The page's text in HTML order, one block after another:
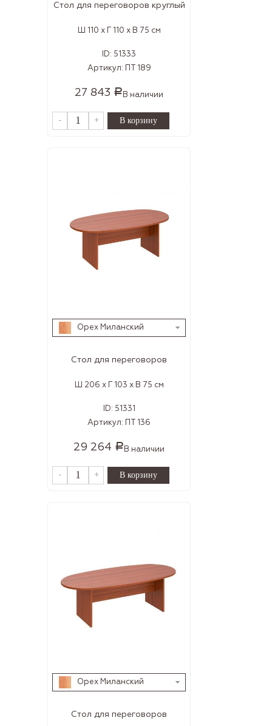
Стол для переговоров круглый
Ш 110 x Г 110 x В 75 см
ID: 51333
Артикул: ПТ 189
27 843 Р В наличии
- +
Орех Миланский
Стол для переговоров
Ш 206 x Г 103 x В 75 см
ID: 51331
Артикул: ПТ 136
29 264 Р В наличии
- +
Орех Миланский
Стол для переговоров